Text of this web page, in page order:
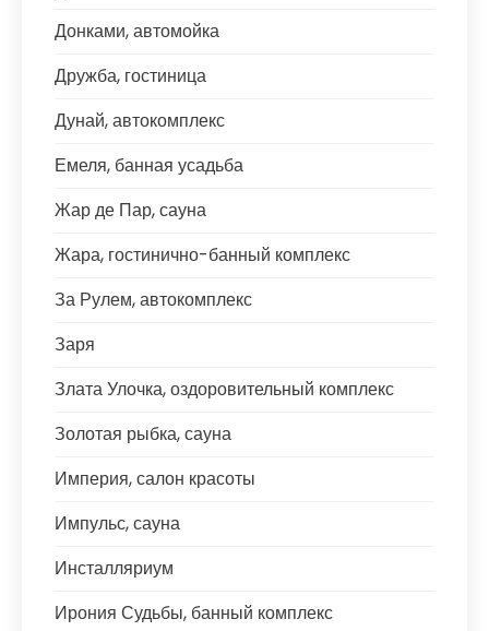
Донками, автомойка
Дружба, гостиница
Дунай, автокомплекс
Емеля, банная усадьба
Жар де Пар, сауна
Жара, гостинично-банный комплекс
За Рулем, автокомплекс
Заря
Злата Улочка, оздоровительный комплекс
Золотая рыбка, сауна
Империя, салон красоты
Импульс, сауна
Инсталляриум
Ирония Судьбы, банный комплекс